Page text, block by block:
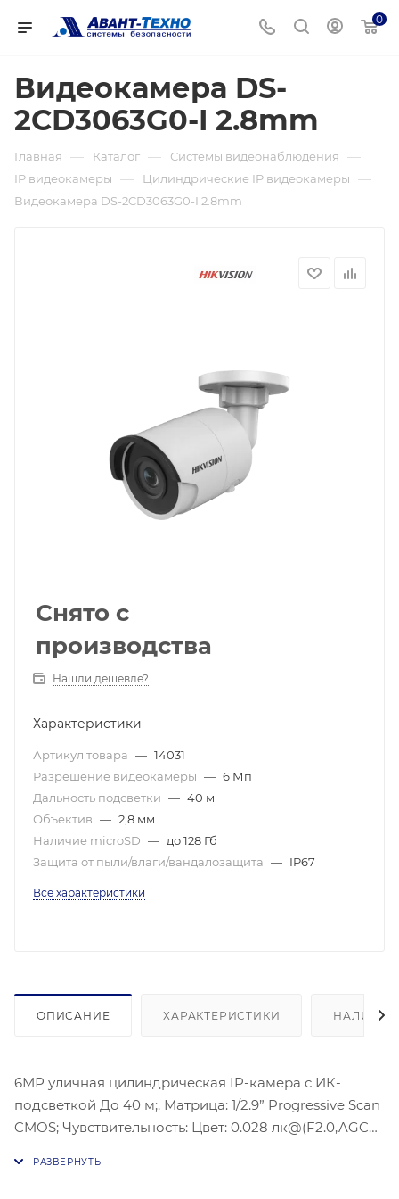
0
Видеокамера DS-
2CD3063G0-I 2.8mm
Главная — Каталог — Системы видеонаблюдения —
IP видеокамеры — Цилиндрические IP видеокамеры —
Видеокамера DS-2CD3063G0-I 2.8mm
Снято с
производства
Нашли дешевле?
Характеристики
Артикул товара — 14031
Разрешение видеокамеры — 6 Мп
Дальность подсветки — 40 м
Объектив — 2,8 мм
Наличие microSD — до 128 Гб
Защита от пыли/влаги/вандалозащита — IP67
Все характеристики
ОПИСАНИЕ ХАРАКТЕРИСТИКИ НАЛИЧИЕ
6МР уличная цилиндрическая IP-камера c ИК-
подсветкой До 40 м;. Матрица: 1/2.9” Progressive Scan
CMOS; Чувствительность: Цвет: 0.028 лк@(F2.0,AGC